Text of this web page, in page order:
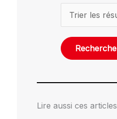
Lire aussi ces articles